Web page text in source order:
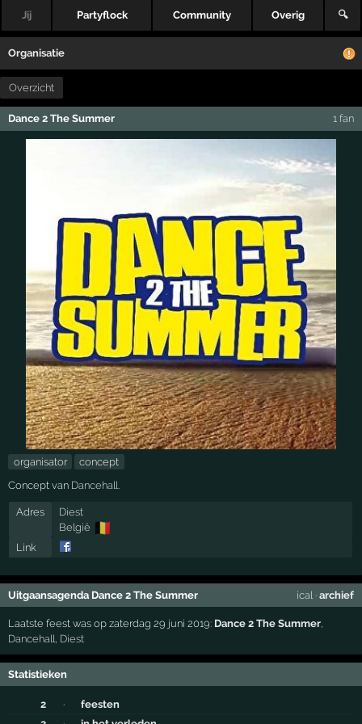
Jij Partyflock Community Overig 🔍
Organisatie
Overzicht
Dance 2 The Summer 1 fan
organisator
concept
Concept van Dancehall.
Adres
Diest
België 🇧🇪
Link
Uitgaansagenda Dance 2 The Summer ical· archief
Laatste feest was op zaterdag 29 juni 2019: Dance 2 The Summer
Dancehall Diest
Statistieken
2 ·
feesten